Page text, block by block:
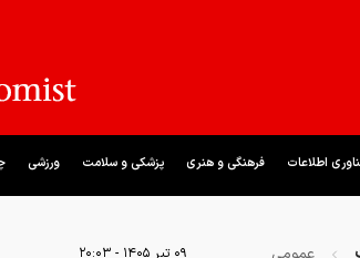
اطلاعات فرهنگی و هنری پزشکی و سلامت ورزشی
۰۹ تير ۱۴۰۵ - ۲۰:۰۳